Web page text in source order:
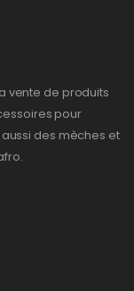
vente de produits
pour
des mèches et